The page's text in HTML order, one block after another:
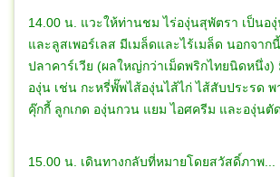
14.00 น. แวะให้ท่านชม ไร่องุ่นสุพัตรา เป็นอ
และลูสเพอร์เลส มีเมล็ดและไร้เมล็ด นอกจาก
ปลาคาร์เวีย (ผลใหญ่กว่าเม็ดพริกไทยนิดหนึ่
องุ่น เช่น กะหรี่พั๊พไส้องุ่นไส้ไก่ ไส้สับประรด พ
คุ๊กกี้ ลูกเกด องุ่นกวน แยม ไอศครีม
15.00 น. เดินทางกลับที่หมายโดยสวัสดิ์ภาพ...